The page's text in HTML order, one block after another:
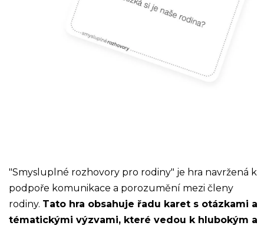
"Smysluplné rozhovory pro rodiny" je hra navržená k
podpoře komunikace a porozumění mezi členy
rodiny. Tato hra obsahuje řadu karet s otázkami a
tématickými výzvami, které vedou k hlubokým a